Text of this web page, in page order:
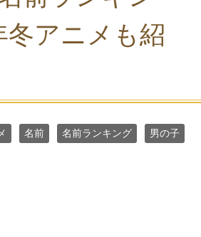
冬アニメも紹
名前 名前ランキング 男の子